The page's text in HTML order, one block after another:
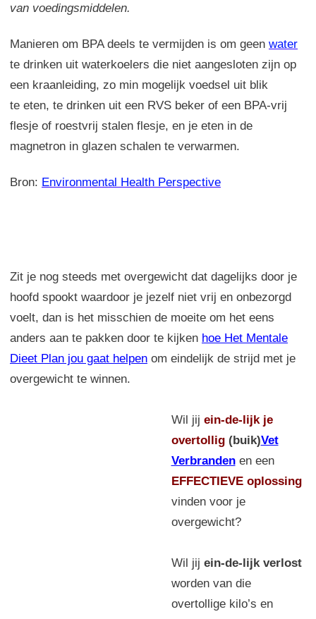
van voedingsmiddelen.
Manieren om BPA deels te vermijden is om geen water
te drinken uit waterkoelers die niet aangesloten zijn op
een kraanleiding, zo min mogelijk voedsel uit blik
te eten, te drinken uit een RVS beker of een BPA-vrij
flesje of roestvrij stalen flesje, en je eten in de
magnetron in glazen schalen te verwarmen.
Bron: Environmental Health Perspective
Zit je nog steeds met overgewicht dat dagelijks door je
hoofd spookt waardoor je jezelf niet vrij en onbezorgd
voelt, dan is het misschien de moeite om het eens
anders aan te pakken door te kijken hoe Het Mentale
Dieet Plan jou gaat helpen om eindelijk de strijd met je
overgewicht te winnen.
Wil jij ein-de-lijk je
overtollig(buik)Vet
Verbranden en een
EFFECTIEVE oplossing
vinden voor je
overgewicht?
Wil jij ein-de-lijk verlost
worden van die
overtollige kilo’s en